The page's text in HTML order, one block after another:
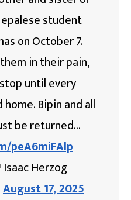
student
on October 7.
in their pain,
until every
Bipin and all
be returned…
peA6miFAlp
August 17, 2025